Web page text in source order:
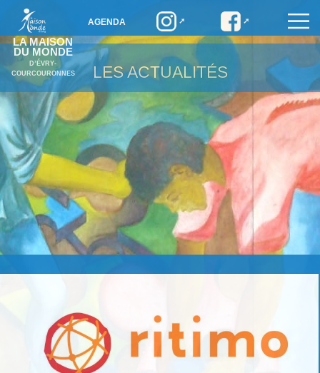
LA MAISON
DU MONDE
D’ÉVRY-
COURCOURONNES
AGENDA
LES ACTUALITÉS